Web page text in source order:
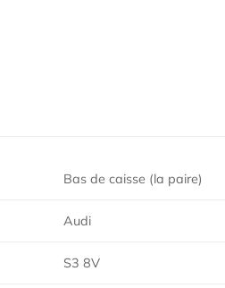
Bas de caisse (la paire)
Audi
S3 8V